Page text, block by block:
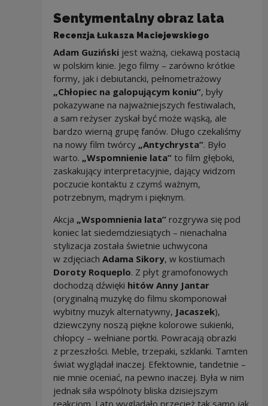
Sentymentalny obraz lata
Recenzja Łukasza Maciejewskiego
Adam Guzińskijest ważną, ciekawą postacią
w polskim kinie. Jego filmy – zarówno krótkie
formy, jak i debiutancki, pełnometrażowy
„Chłopiec na galopującym koniu”, były
pokazywane na najważniejszych festiwalach,
a sam reżyser zyskał być może wąską, ale
bardzo wierną grupę fanów. Długo czekaliśmy
na nowy film twórcy „Antychrysta”. Było
warto. „Wspomnienie lata” to film głęboki,
zaskakujący interpretacyjnie, dający widzom
poczucie kontaktu z czymś ważnym,
potrzebnym, mądrym i pięknym.
Akcja „Wspomnienia lata”rozgrywa się pod
koniec lat siedemdziesiątych – nienachalna
stylizacja została świetnie uchwycona
w zdjęciach Adama Sikory, w kostiumach
Doroty Roqueplo. Z płyt gramofonowych
dochodzą dźwięki hitów Anny Jantar
(oryginalną muzykę do filmu skomponował
wybitny muzyk alternatywny, Jacaszek),
dziewczyny noszą piękne kolorowe sukienki,
chłopcy – wełniane portki. Powracają obrazki
z przeszłości. Meble, trzepaki, szklanki. Tamten
świat wyglądał inaczej. Efektownie, tandetnie –
nie mnie oceniać, na pewno inaczej. Była w nim
jednak siła wspólnoty bliska dzisiejszym